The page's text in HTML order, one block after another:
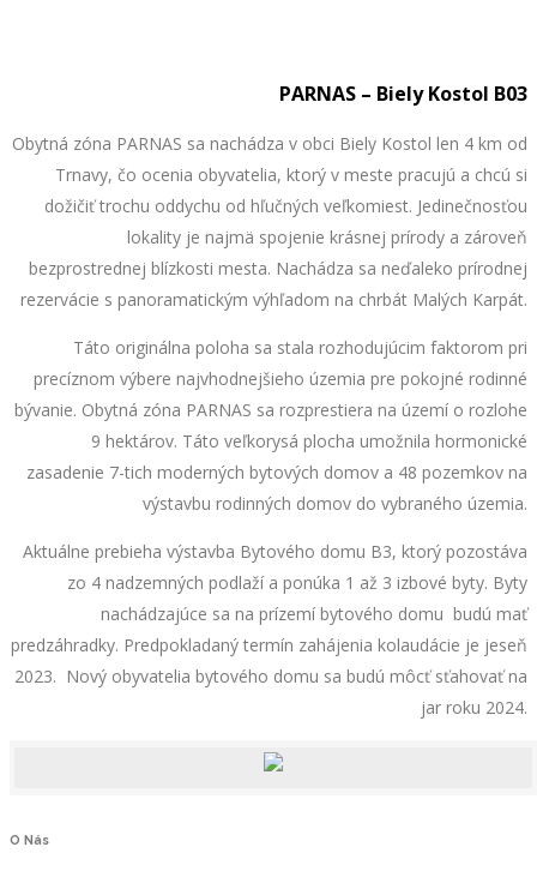
PARNAS – Biely Kostol B03
Obytná zóna PARNAS sa nachádza v obci Biely Kostol len 4 km od
Trnavy, čo ocenia obyvatelia, ktorý v meste pracujú a chcú si
dožičiť trochu oddychu od hľučných veľkomiest. Jedinečnosťou
lokality je najmä spojenie krásnej prírody a zároveň
bezprostrednej blízkosti mesta. Nachádza sa neďaleko prírodnej
rezervácie s panoramatickým výhľadom na chrbát Malých Karpát.
Táto originálna poloha sa stala rozhodujúcim faktorom pri
precíznom výbere najvhodnejšieho územia pre pokojné rodinné
bývanie. Obytná zóna PARNAS sa rozprestiera na území o rozlohe
9 hektárov. Táto veľkorysá plocha umožnila hormonické
zasadenie 7-tich moderných bytových domov a 48 pozemkov na
výstavbu rodinných domov do vybraného územia.
Aktuálne prebieha výstavba Bytového domu B3, ktorý pozostáva
zo 4 nadzemných podlaží a ponúka 1 až 3 izbové byty. Byty
nachádzajúce sa na prízemí bytového domu budú mať
predzáhradky. Predpokladaný termín zahájenia kolaudácie je jeseň
2023. Nový obyvatelia bytového domu sa budú môcť sťahovať na
jar roku 2024.
O Nás